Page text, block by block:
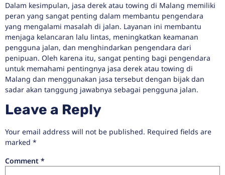
Dalam kesimpulan, jasa derek atau towing di Malang memiliki
peran yang sangat penting dalam membantu pengendara
yang mengalami masalah di jalan. Layanan ini membantu
menjaga kelancaran lalu lintas, meningkatkan keamanan
pengguna jalan, dan menghindarkan pengendara dari
penipuan. Oleh karena itu, sangat penting bagi pengendara
untuk memahami pentingnya jasa derek atau towing di
Malang dan menggunakan jasa tersebut dengan bijak dan
sadar akan tanggung jawabnya sebagai pengguna jalan.
Leave a Reply
Your email address will not be published. Required fields are
marked *
Comment *